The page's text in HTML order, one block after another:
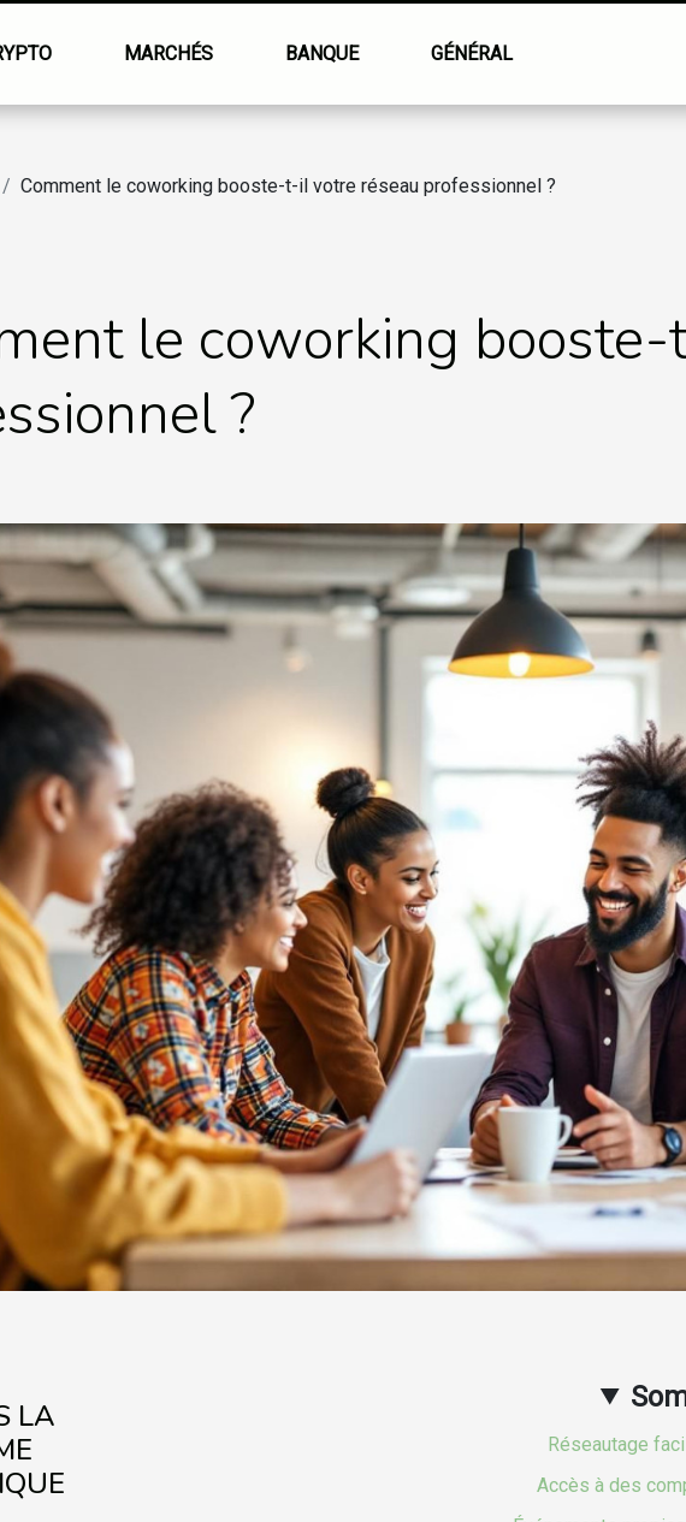
MARCHÉS BANQUE GÉNÉRAL
Comment le coworking booste-t-il votre réseau professionnel ?
le coworking
?
LA
Réseautage
Accès à des